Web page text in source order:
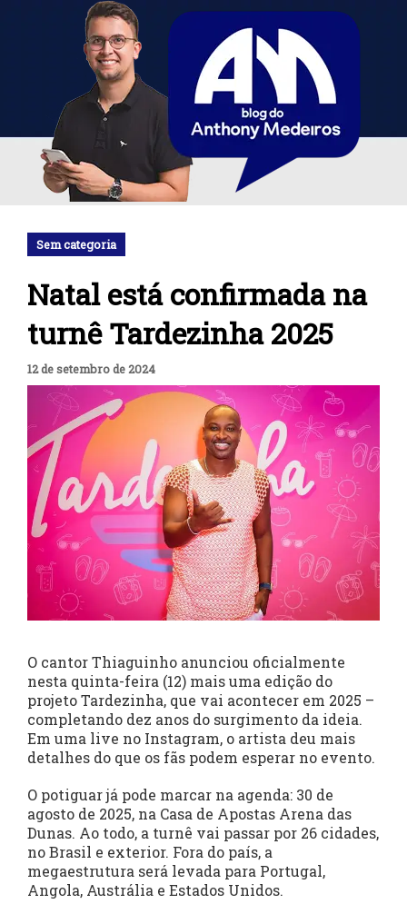
Sem categoria
Natal está confirmada na
turnê Tardezinha 2025
12 de setembro de 2024
O cantor Thiaguinho anunciou oficialmente
nesta quinta-feira (12) mais uma edição do
projeto Tardezinha, que vai acontecer em 2025 –
completando dez anos do surgimento da ideia.
Em uma live no Instagram, o artista deu mais
detalhes do que os fãs podem esperar no evento.
O potiguar já pode marcar na agenda: 30 de
agosto de 2025, na Casa de Apostas Arena das
Dunas. Ao todo, a turnê vai passar por 26 cidades,
no Brasil e exterior. Fora do país, a
megaestrutura será levada para Portugal,
Angola, Austrália e Estados Unidos.